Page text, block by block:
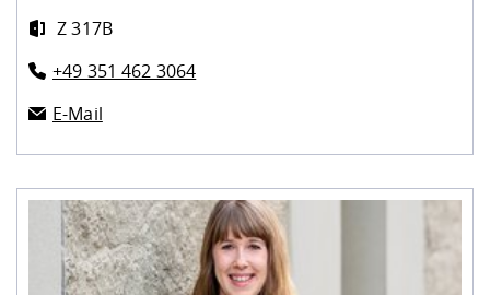
Z 317B
+49 351 462 3064
E-Mail